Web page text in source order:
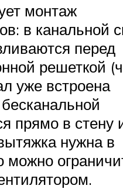
монтаж
в канальной
перед
решеткой
уже встроена
прямо в стену
нужна в
можно